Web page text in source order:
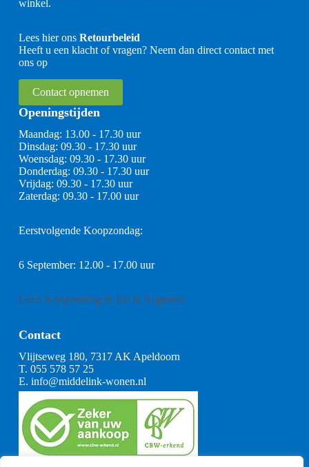
winkel.
Lees hier ons Retourbeleid
Heeft u een klacht of vragen? Neem dan direct contact met
ons op
Contact opnemen
Openingstijden
Maandag: 13.00 - 17.30 uur
Dinsdag: 09.30 - 17.30 uur
Woensdag: 09.30 - 17.30 uur
Donderdag: 09.30 - 17.30 uur
Vrijdag: 09.30 - 17.30 uur
Zaterdag: 09.30 - 17.00 uur
Eerstvolgende Koopzondag:
6 September: 12.00 - 17.00 uur
Geen Koopzondag in Juli & Augustus
Contact
Vlijtseweg 180, 7317 AK Apeldoorn
T. 055 578 57 25
E. info@middelink-wonen.nl